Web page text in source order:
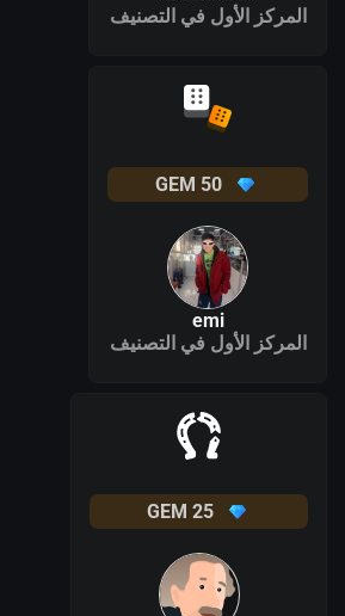
المركز الأول في التصنيف
50
GEM
emi
المركز الأول في التصنيف
25
GEM